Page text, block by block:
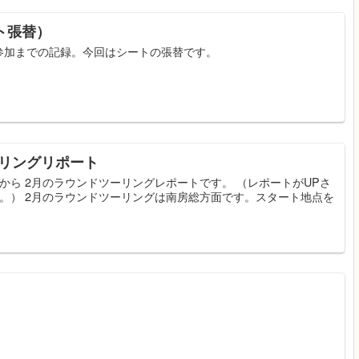
替）
までの記録。今回はシートの張替です。
ングリポート
ら 2月のラウンドツーリングレポートです。 （レポートがUPさ
） 2月のラウンドツーリングは南房総方面です。スタート地点を